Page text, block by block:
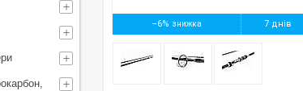
–6% 7 днів